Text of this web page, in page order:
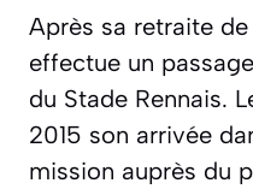
Après sa retraite
effectue un
du Stade Rennais.
2015 son arrivée
mission auprès du